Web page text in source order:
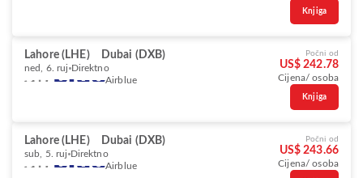
Knjiga
Lahore (LHE) Dubai (DXB)
ned, 6. ruj Direktno
Airblue
Počni od
US$ 242.78
Cijena/ osoba
Knjiga
Lahore (LHE) Dubai (DXB)
sub, 5. ruj Direktno
Airblue
Počni od
US$ 243.66
Cijena/ osoba